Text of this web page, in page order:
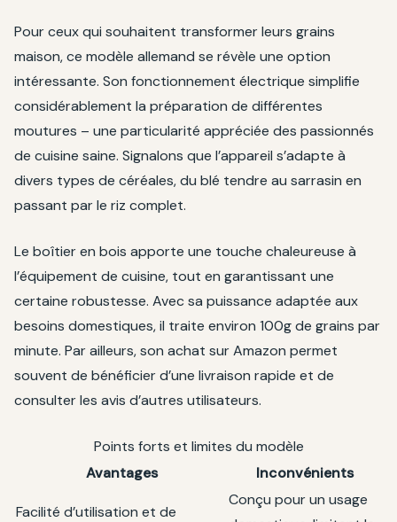
Pour ceux qui souhaitent transformer leurs grains
maison, ce modèle allemand se révèle une option
intéressante. Son fonctionnement électrique simplifie
considérablement la préparation de différentes
moutures – une particularité appréciée des passionnés
de cuisine saine. Signalons que l’appareil s’adapte à
divers types de céréales, du blé tendre au sarrasin en
passant par le riz complet.
Le boîtier en bois apporte une touche chaleureuse à
l’équipement de cuisine, tout en garantissant une
certaine robustesse. Avec sa puissance adaptée aux
besoins domestiques, il traite environ 100g de grains par
minute. Par ailleurs, son achat sur Amazon permet
souvent de bénéficier d’une livraison rapide et de
consulter les avis d’autres utilisateurs.
Points forts et limites du modèle
Avantages
Inconvénients
Facilité d’utilisation et de
Conçu pour un usage